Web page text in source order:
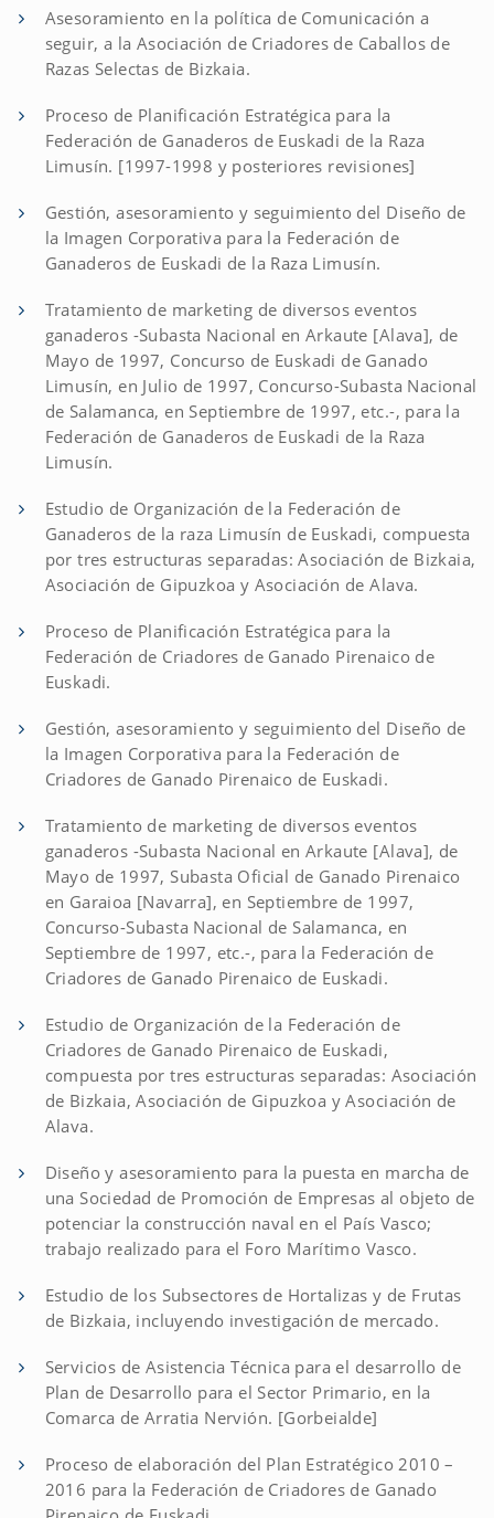
Asesoramiento en la política de Comunicación a
seguir, a la Asociación de Criadores de Caballos de
Razas Selectas de Bizkaia.
Proceso de Planificación Estratégica para la
Federación de Ganaderos de Euskadi de la Raza
Limusín. [1997-1998 y posteriores revisiones]
Gestión, asesoramiento y seguimiento del Diseño de
la Imagen Corporativa para la Federación de
Ganaderos de Euskadi de la Raza Limusín.
Tratamiento de marketing de diversos eventos
ganaderos -Subasta Nacional en Arkaute [Alava], de
Mayo de 1997, Concurso de Euskadi de Ganado
Limusín, en Julio de 1997, Concurso-Subasta Nacional
de Salamanca, en Septiembre de 1997, etc.-, para la
Federación de Ganaderos de Euskadi de la Raza
Limusín.
Estudio de Organización de la Federación de
Ganaderos de la raza Limusín de Euskadi, compuesta
por tres estructuras separadas: Asociación de Bizkaia,
Asociación de Gipuzkoa y Asociación de Alava.
Proceso de Planificación Estratégica para la
Federación de Criadores de Ganado Pirenaico de
Euskadi.
Gestión, asesoramiento y seguimiento del Diseño de
la Imagen Corporativa para la Federación de
Criadores de Ganado Pirenaico de Euskadi.
Tratamiento de marketing de diversos eventos
ganaderos -Subasta Nacional en Arkaute [Alava], de
Mayo de 1997, Subasta Oficial de Ganado Pirenaico
en Garaioa [Navarra], en Septiembre de 1997,
Concurso-Subasta Nacional de Salamanca, en
Septiembre de 1997, etc.-, para la Federación de
Criadores de Ganado Pirenaico de Euskadi.
Estudio de Organización de la Federación de
Criadores de Ganado Pirenaico de Euskadi,
compuesta por tres estructuras separadas: Asociación
de Bizkaia, Asociación de Gipuzkoa y Asociación de
Alava.
Diseño y asesoramiento para la puesta en marcha de
una Sociedad de Promoción de Empresas al objeto de
potenciar la construcción naval en el País Vasco;
trabajo realizado para el Foro Marítimo Vasco.
Estudio de los Subsectores de Hortalizas y de Frutas
de Bizkaia, incluyendo investigación de mercado.
Servicios de Asistencia Técnica para el desarrollo de
Plan de Desarrollo para el Sector Primario, en la
Comarca de Arratia Nervión. [Gorbeialde]
Proceso de elaboración del Plan Estratégico 2010 –
2016 para la Federación de Criadores de Ganado